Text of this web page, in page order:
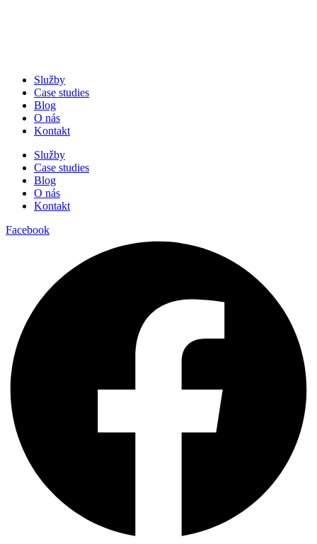
Služby
Case studies
Blog
O nás
Kontakt
Služby
Case studies
Blog
O nás
Kontakt
Facebook